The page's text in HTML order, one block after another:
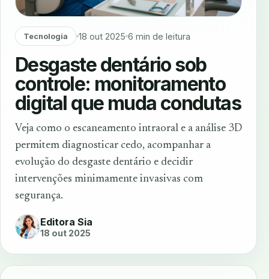
Tecnologia 18 out 2025 6 min de leitura
Desgaste dentário sob
controle: monitoramento
digital que muda condutas
Veja como o escaneamento intraoral e a análise 3D
permitem diagnosticar cedo, acompanhar a
evolução do desgaste dentário e decidir
intervenções minimamente invasivas com
segurança.
Editora Sia
18 out 2025